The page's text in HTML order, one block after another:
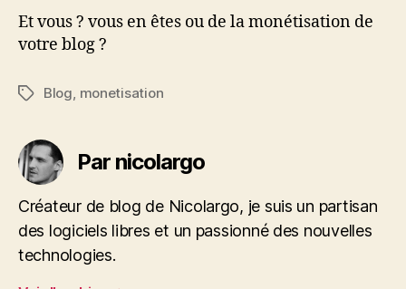
Et vous ? vous en êtes ou de la monétisation de
votre blog ?
Étiquettes
Blog, monetisation
Par nicolargo
Créateur de blog de Nicolargo, je suis un partisan
des logiciels libres et un passionné des nouvelles
technologies.